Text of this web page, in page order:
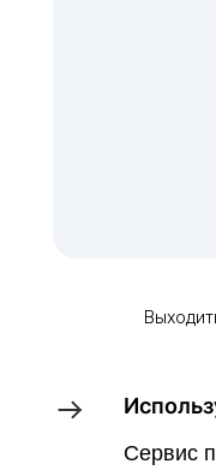
Сервис